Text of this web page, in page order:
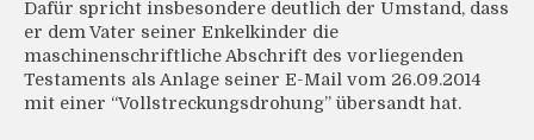
Dafür spricht insbesondere deutlich der Umstand, dass
er dem Vater seiner Enkelkinder die
maschinenschriftliche Abschrift des vorliegenden
Testaments als Anlage seiner E-Mail vom 26.09.2014
mit einer “Vollstreckungsdrohung” übersandt hat.